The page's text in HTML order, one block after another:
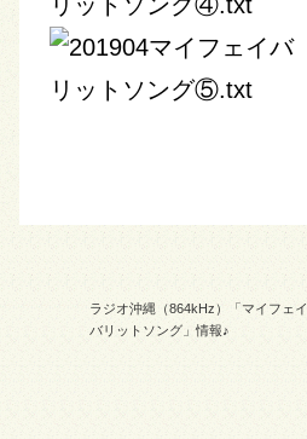
ラジオ沖縄（864kHz）「マイフェイ
バリットソング」情報♪